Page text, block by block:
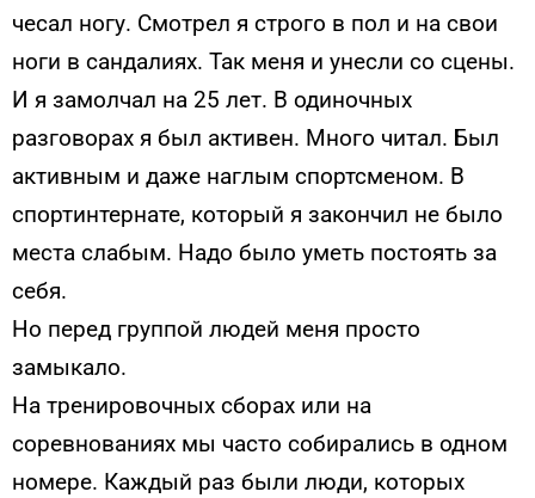
чесал ногу. Смотрел я строго в пол и на свои
ноги в сандалиях. Так меня и унесли со сцены.
И я замолчал на 25 лет. В одиночных
разговорах я был активен. Много читал. Был
активным и даже наглым спортсменом. В
спортинтернате, который я закончил не было
места слабым. Надо было уметь постоять за
себя.
Но перед группой людей меня просто
замыкало.
На тренировочных сборах или на
соревнованиях мы часто собирались в одном
номере. Каждый раз были люди, которых